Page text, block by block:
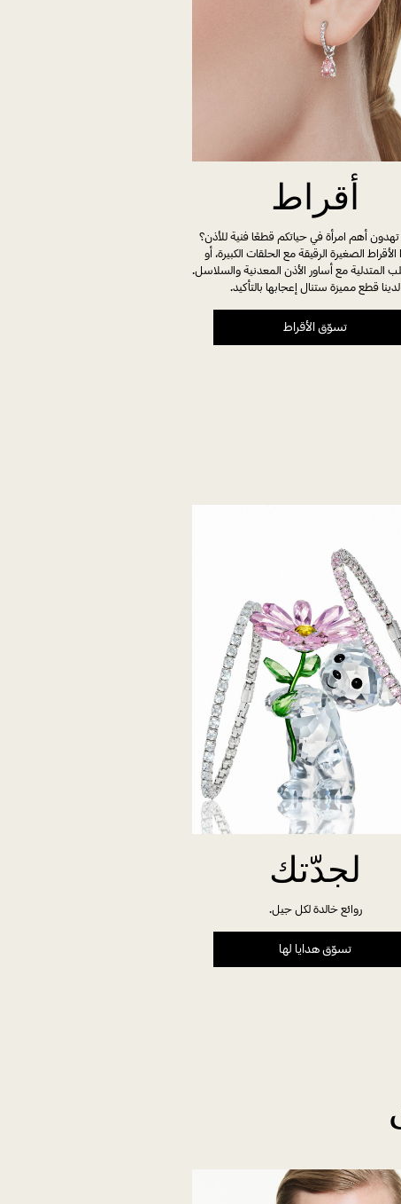
أقراط
تهدون أهم امرأة في حياتكم قطعًا فنية للأذن؟
الصغيرة الرقيقة مع الحلقات الكبيرة، أو
المتدلية مع أساور الأذن المعدنية والسلاسل.
لدينا قطع مميزة ستنال إعجابها بالتأكيد.
تسوّق الأقراط
لجدّتك
روائع خالدة لكل جيل.
تسوّق هدايا لها